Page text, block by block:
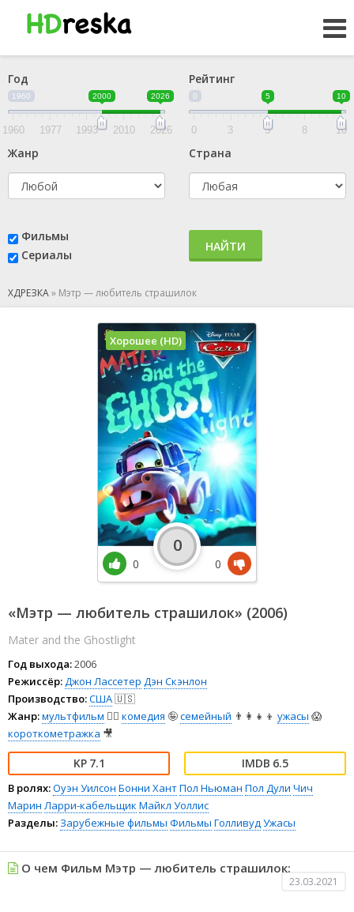
Год
1960 2000 2026
1960 1977 1993 2010 2026
Рейтинг
0 5 10
0 3 5 8 10
Жанр Страна
Фильмы
Сериалы
НАЙТИ
ХДРЕЗКА» Мэтр — любитель страшилок
«Мэтр — любитель страшилок» (2006)
Mater and the Ghostlight
Год выхода:2006
Режиссёр:Джон Лассетер Дэн Скэнлон
Производство:США🇺🇸
Жанр:мультфильм 🧚‍♀️ комедия 🤪семейный 👨‍👩‍👧‍👦 ужасы 😱
короткометражка 🎥
7.1 6.5
В ролях:Оуэн Уилсон Бонни ХантПол Ньюман Пол Дули Чич
Марин Ларри-кабельщик Майкл Уоллис
Разделы: Зарубежные фильмы Фильмы ГолливудУжасы
Хорошее (HD)
0
0
0
О чем Фильм Мэтр — любитель страшилок:
23.03.2021